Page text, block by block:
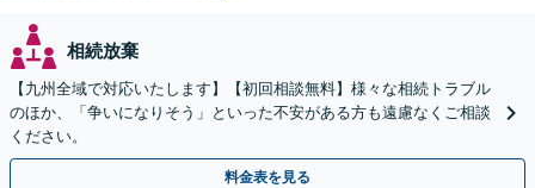
相続放棄
【九州全域で対応いたします】【初回相談無料】様々な相続トラブル
のほか、「争いになりそう」といった不安がある方も遠慮なくご相談
ください。
料金表を見る